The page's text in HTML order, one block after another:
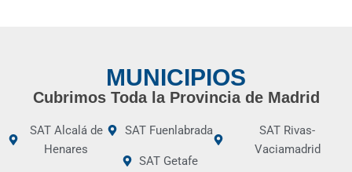
MUNICIPIOS
Cubrimos Toda la Provincia de Madrid
SAT Alcalá de
Henares
SAT Fuenlabrada
SAT Getafe
SAT Rivas-
Vaciamadrid